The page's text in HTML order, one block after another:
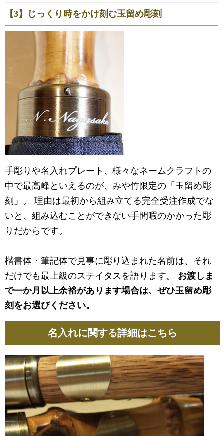
【3】じっくり時をかけ刻む玉留め彫刻
手彫りや名入れプレート、様々なネームクラフトの
中で最高峰といえるのが、みや竹限定の「玉留め彫
刻」。 理由は最初から組み立てる完全受注作成でな
いと、組み込むことができない手間暇のかかった彫
りだからです。
楷書体・筆記体で見事に彫り込まれた名前は、それ
だけでも最上級のステイタスを語ります。 お渡しま
で一か月以上余裕があります場合は、ぜひ玉留め彫
刻をお選びください。
名入れに関する詳細はこちら